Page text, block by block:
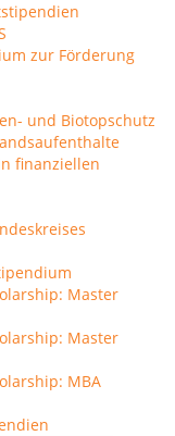
zur Förderung
und Biotopschutz
finanziellen
Master
Master
MBA